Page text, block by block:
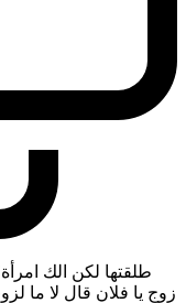
طلقتها لكن الك
زوج يا فلان قال لا ما